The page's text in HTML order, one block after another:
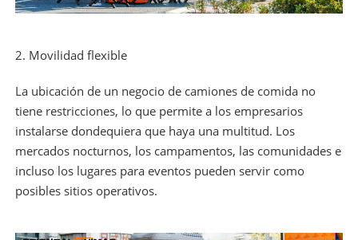
2. Movilidad flexible
La ubicación de un negocio de camiones de comida no
tiene restricciones, lo que permite a los empresarios
instalarse dondequiera que haya una multitud. Los
mercados nocturnos, los campamentos, las comunidades e
incluso los lugares para eventos pueden servir como
posibles sitios operativos.